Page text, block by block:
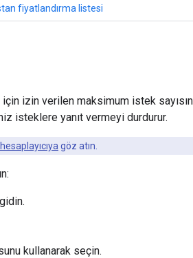
fiyatlandırma listesi
izin verilen maksimum istek
isteklere yanıt vermeyi durdurur.
göz atın.
kullanarak seçin.